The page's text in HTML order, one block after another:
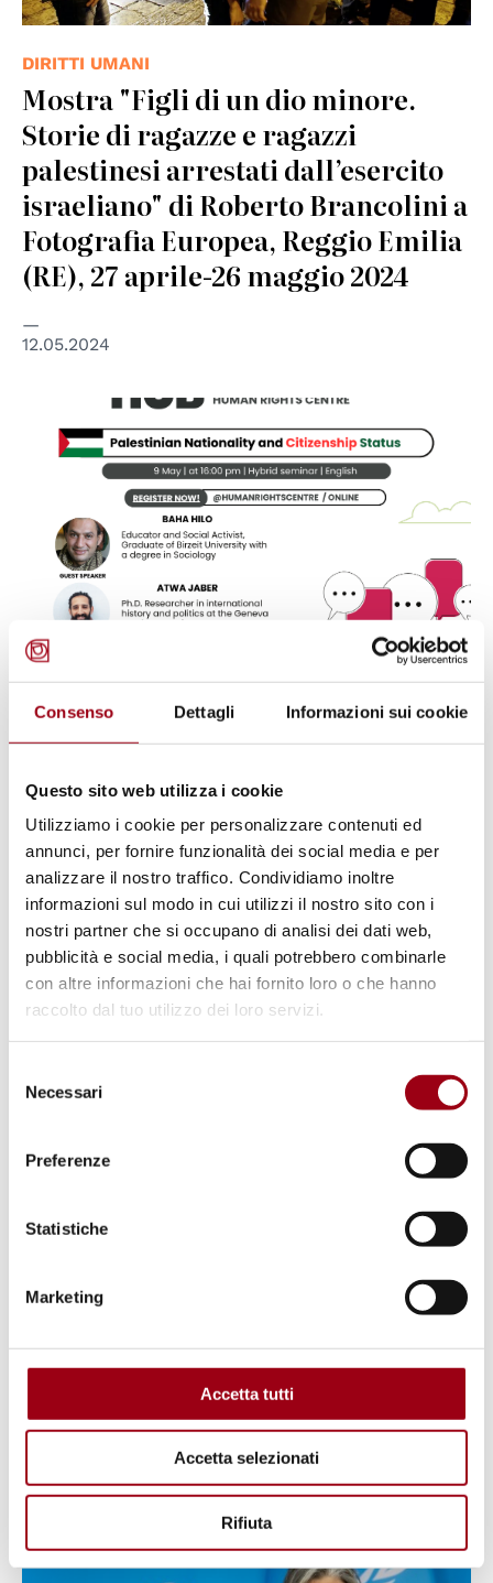
Consenso Dettagli Informazioni sui cookie
Questo sito web utilizza i cookie
Utilizziamo i cookie per personalizzare contenuti ed
annunci, per fornire funzionalità dei social media e per
analizzare il nostro traffico. Condividiamo inoltre
informazioni sul modo in cui utilizzi il nostro sito con i
nostri partner che si occupano di analisi dei dati web,
pubblicità e social media, i quali potrebbero combinarle
con altre informazioni che hai fornito loro o che hanno
raccolto dal tuo utilizzo dei loro servizi.
delNecessari
Preferenze
Statistiche
Marketing
Accetta tutti
Accetta selezionati
Rifiuta
DIRITTI UMANI
Mostra "Figli di un dio minore.
Storie di ragazze e ragazzi
palestinesi arrestati dall’esercito
israeliano" di Roberto Brancolini a
Fotografia Europea, Reggio Emilia
(RE), 27 aprile-26 maggio 2024
12.05.2024
CITTADINANZA
Palestinian citizenship and
nationality, Università di Padova, 9
maggio 2024
09.05.2024
UNRWA: Rapporto della revisione
indipendente dopo le accuse
israeliane